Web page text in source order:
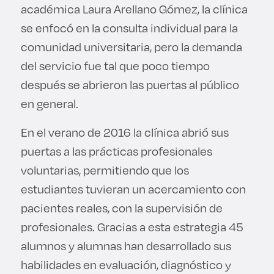
académica Laura Arellano Gómez, la clínica
se enfocó en la consulta individual para la
comunidad universitaria, pero la demanda
del servicio fue tal que poco tiempo
después se abrieron las puertas al público
en general.
En el verano de 2016 la clínica abrió sus
puertas a las prácticas profesionales
voluntarias, permitiendo que los
estudiantes tuvieran un acercamiento con
pacientes reales, con la supervisión de
profesionales. Gracias a esta estrategia 45
alumnos y alumnas han desarrollado sus
habilidades en evaluación, diagnóstico y